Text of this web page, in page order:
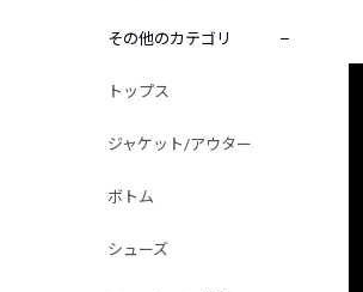
その他のカテゴリ
トップス
ジャケット/アウター
ボトム
シューズ